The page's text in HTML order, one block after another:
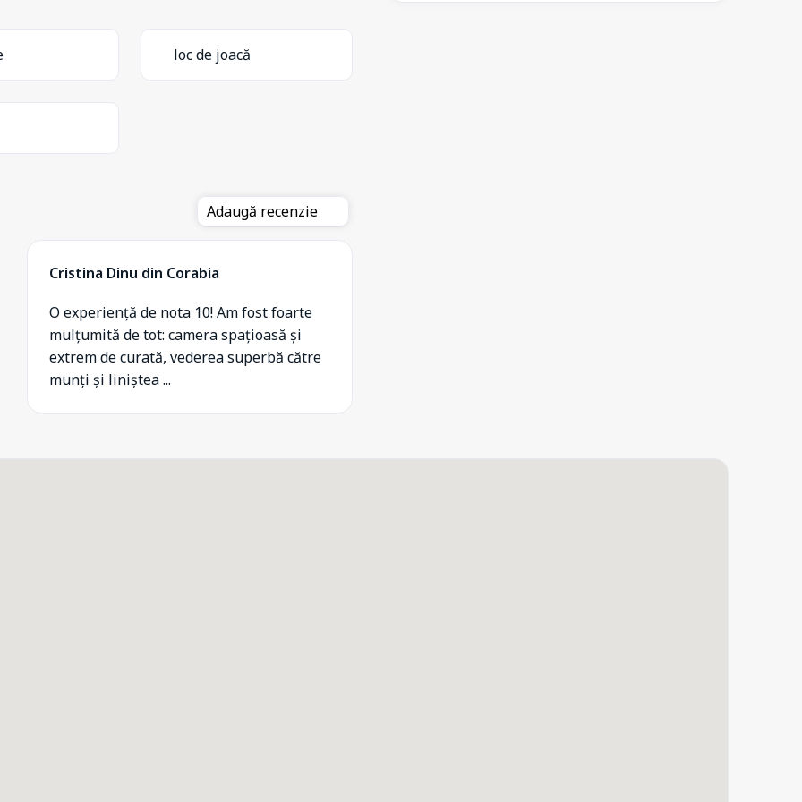
loc de joacă
Adaugă recenzie
Cristina Dinu din Corabia
O experiență de nota 10! Am fost foarte
mulțumită de tot: camera spațioasă și
extrem de curată, vederea superbă către
munți și liniștea ...